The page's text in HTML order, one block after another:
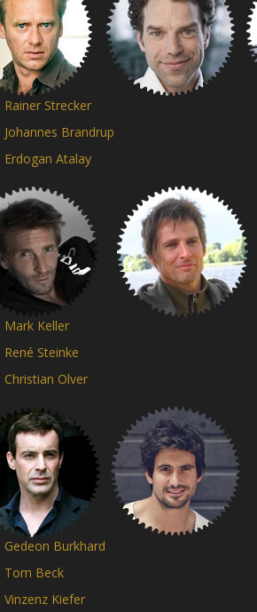
Rainer Strecker
Johannes Brandrup
Erdogan Atalay
Mark Keller
René Steinke
Christian Olver
Gedeon Burkhard
Tom Beck
Vinzenz Kiefer